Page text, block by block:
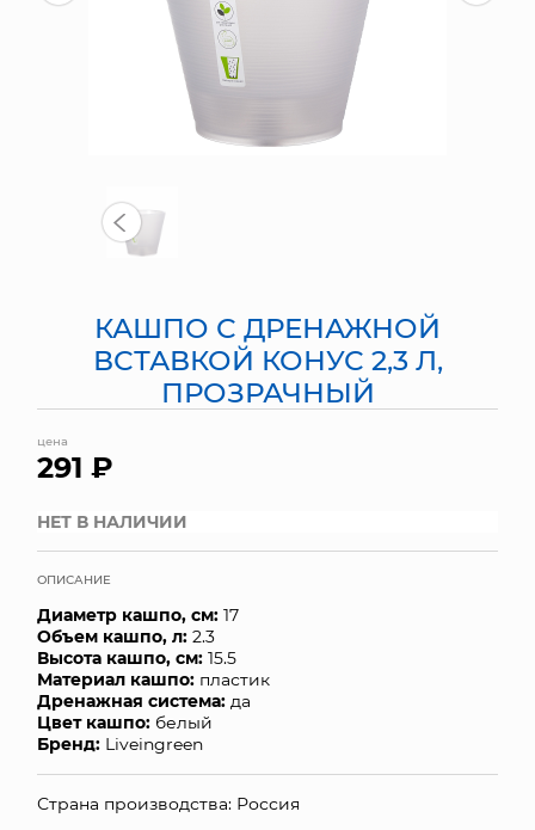
ГРУНТЫ И УДОБРЕНИЯ
ПРЕДМЕТЫ ИНТЕРЬЕРА
ВАЗЫ
СУНДУКИ
ИСКУССТВЕННЫЕ ЦВЕТЫ
ОПТОВЫМ КЛИЕНТАМ
ДОСТАВКА И ОПЛАТА
КАШПО С ДРЕНАЖНОЙ
ВСТАВКОЙ КОНУС 2,3 Л,
ПРОЗРАЧНЫЙ
цена
291 ₽
НЕТ В НАЛИЧИИ
ОПИСАНИЕ
Диаметр кашпо, см: 17
Объем кашпо, л: 2.3
Высота кашпо, см: 15.5
Материал кашпо: пластик
Дренажная система: да
Цвет кашпо: белый
Бренд: Liveingreen
Страна производства: Россия